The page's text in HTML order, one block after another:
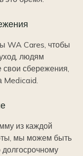
WA Cares, чтобы
людям
свои сбережения,
Medicaid.
из каждой
мы можем быть